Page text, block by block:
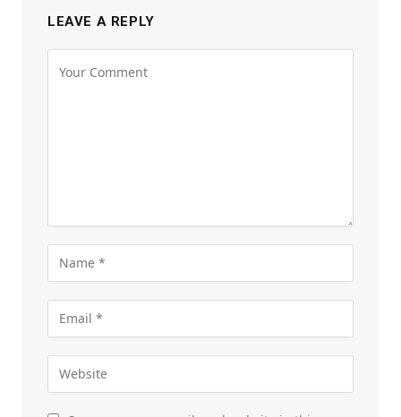
LEAVE A REPLY